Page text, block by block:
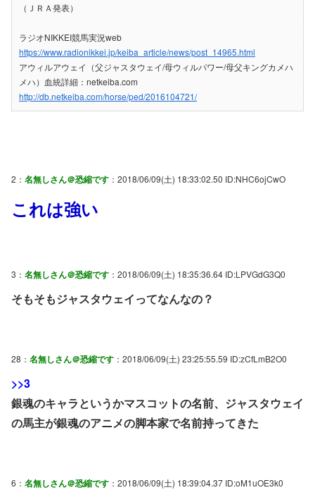
（ＪＲＡ発表）
ラジオNIKKEI競馬実況web
https://www.radionikkei.jp/keiba_article/news/post_14965.html
アウィルアウェイ（父ジャスタウェイ/母ウィルパワー/母父キングカメハ
メハ）血統詳細：netkeiba.com
http://db.netkeiba.com/horse/ped/2016104721/
2： 名無しさん＠恐縮です ：2018/06/09(土) 18:33:02.50 ID:NHC6ojCwO
これは強い
3： 名無しさん＠恐縮です ：2018/06/09(土) 18:35:36.64 ID:LPVGdG3Q0
そもそもジャスタウェイってなんなの？
28： 名無しさん＠恐縮です ：2018/06/09(土) 23:25:55.59 ID:zCfLmB2O0
>>3
銀魂のキャラというかマスコットの名前、ジャスタウェイ
の馬主が銀魂のアニメの脚本家で名前持ってきた
6： 名無しさん＠恐縮です ：2018/06/09(土) 18:39:04.37 ID:oM1uOE3k0